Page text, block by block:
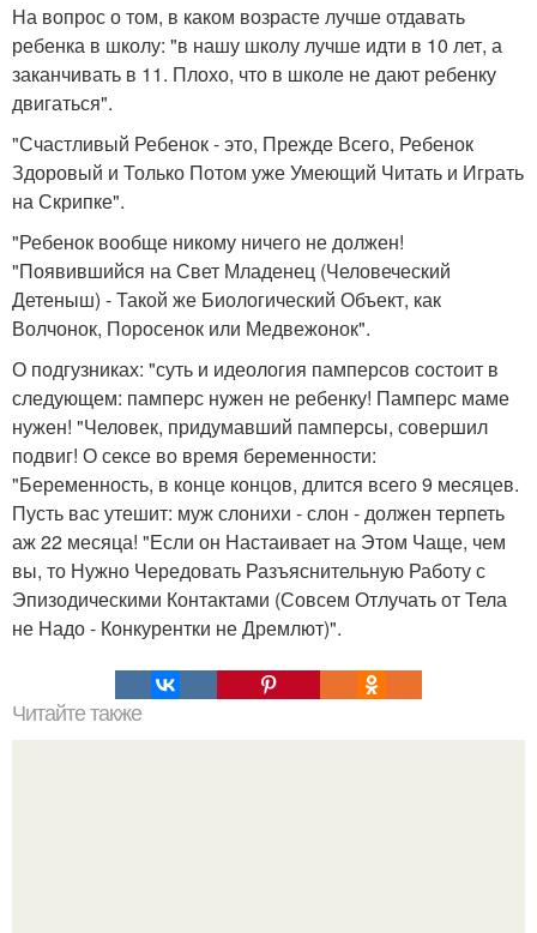
На вопрос о том, в каком возрасте лучше отдавать
ребенка в школу: "в нашу школу лучше идти в 10 лет, а
заканчивать в 11. Плохо, что в школе не дают ребенку
двигаться".
"Счастливый Ребенок - это, Прежде Всего, Ребенок
Здоровый и Только Потом уже Умеющий Читать и Играть
на Скрипке".
"Ребенок вообще никому ничего не должен!
"Появившийся на Свет Младенец (Человеческий
Детеныш) - Такой же Биологический Объект, как
Волчонок, Поросенок или Медвежонок".
О подгузниках: "суть и идеология памперсов состоит в
следующем: памперс нужен не ребенку! Памперс маме
нужен! "Человек, придумавший памперсы, совершил
подвиг! О сексе во время беременности:
"Беременность, в конце концов, длится всего 9 месяцев.
Пусть вас утешит: муж слонихи - слон - должен терпеть
аж 22 месяца! "Если он Настаивает на Этом Чаще, чем
вы, то Нужно Чередовать Разъяснительную Работу с
Эпизодическими Контактами (Совсем Отлучать от Тела
не Надо - Конкурентки не Дремлют)".
Читайте также